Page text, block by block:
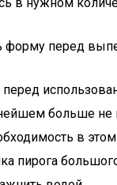
форму перед
больше не
в
пирога